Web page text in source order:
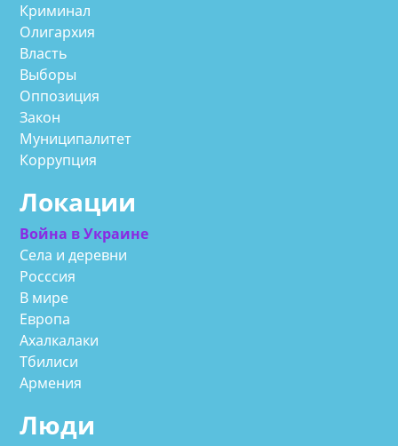
Криминал
Олигархия
Власть
Выборы
Оппозиция
Закон
Муниципалитет
Коррупция
Локации
Война в Украине
Села и деревни
Росссия
В мире
Европа
Ахалкалаки
Тбилиси
Армения
Люди